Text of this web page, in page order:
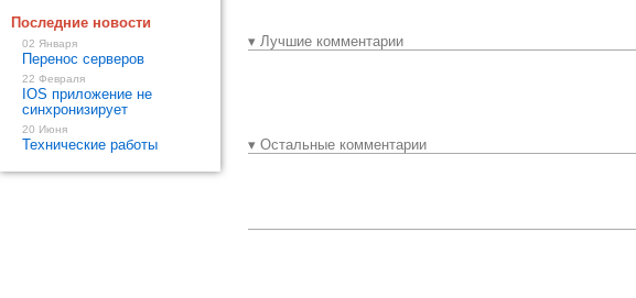
▾ Лучшие комментарии
▾ Остальные комментарии
Последние новости
02 Января
Перенос серверов
22 Февраля
IOS приложение не
синхронизирует
20 Июня
Технические работы